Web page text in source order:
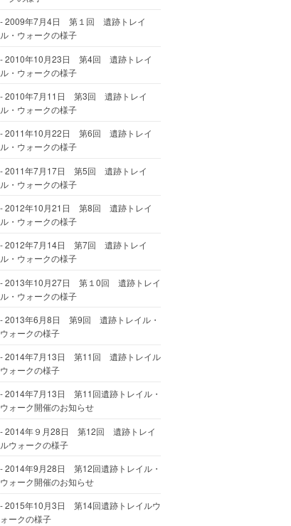
2009年7月4日 第１回 遺跡トレイ
ル・ウォークの様子
2010年10月23日 第4回 遺跡トレイ
ル・ウォークの様子
2010年7月11日 第3回 遺跡トレイ
ル・ウォークの様子
2011年10月22日 第6回 遺跡トレイ
ル・ウォークの様子
2011年7月17日 第5回 遺跡トレイ
ル・ウォークの様子
2012年10月21日 第8回 遺跡トレイ
ル・ウォークの様子
2012年7月14日 第7回 遺跡トレイ
ル・ウォークの様子
2013年10月27日 第１0回 遺跡トレイ
ル・ウォークの様子
2013年6月8日 第9回 遺跡トレイル・
ウォークの様子
2014年7月13日 第11回 遺跡トレイル
ウォークの様子
2014年7月13日 第11回遺跡トレイル・
ウォーク開催のお知らせ
2014年９月28日 第12回 遺跡トレイ
ルウォークの様子
2014年9月28日 第12回遺跡トレイル・
ウォーク開催のお知らせ
2015年10月3日 第14回遺跡トレイルウ
ォークの様子